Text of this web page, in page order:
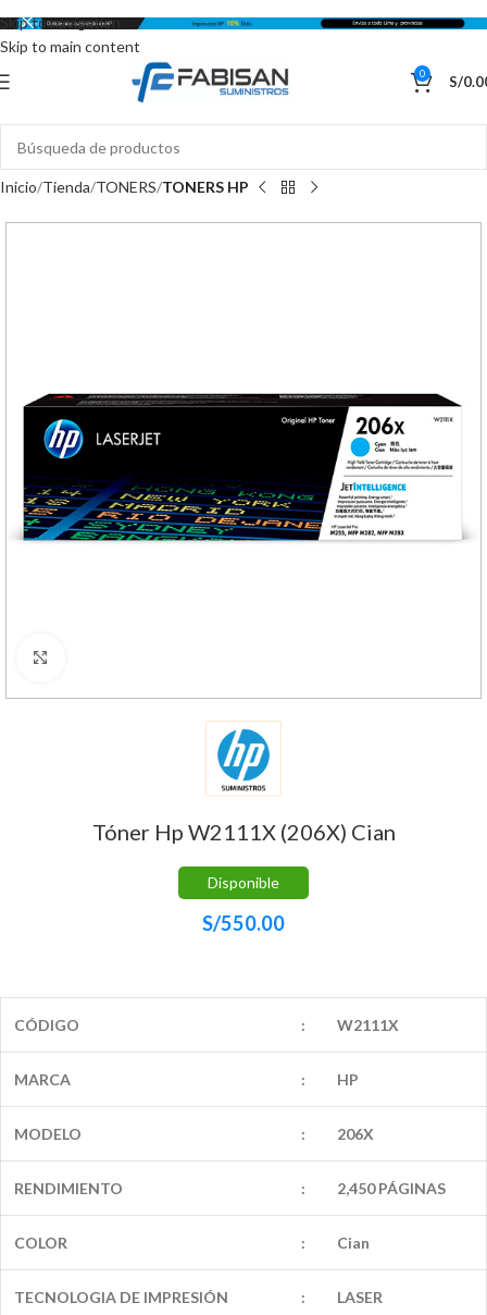
Skip to navigation
Skip to main content
0 S/
Inicio Tienda TONERS TONERS HP
Tóner Hp W2111X (206X) Cian
Disponible
S/550.00
CÓDIGO : W2111X
MARCA : HP
MODELO : 206X
RENDIMIENTO : 2,450 PÁGINAS
COLOR : Cian
TECNOLOGIA DE IMPRESIÓN : LASER